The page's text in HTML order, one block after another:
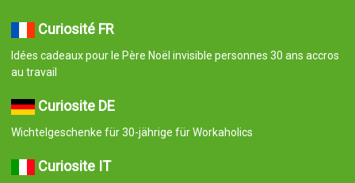
Curiosité FR
Idées cadeaux pour le Père Noël invisible personnes 30 ans accros
au travail
Curiosite DE
Wichtelgeschenke für 30-jährige für Workaholics
Curiosite IT